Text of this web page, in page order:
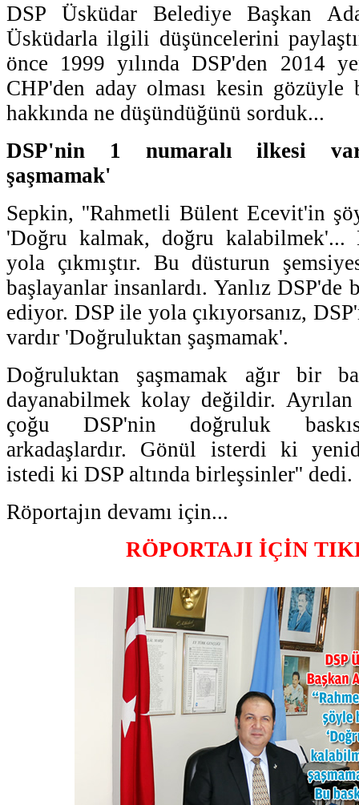
DSP Üsküdar Belediye Başkan
Üsküdarla ilgili düşüncelerini
önce 1999 yılında DSP'den 2014
CHP'den aday olması kesin gözüyle
hakkında ne düşündüğünü sorduk...
DSP'nin 1 numaralı ilkesi
şaşmamak'
Sepkin, ''Rahmetli Bülent Ecevit'in
'Doğru kalmak, doğru
yola çıkmıştır. Bu düsturun
başlayanlar insanlardı. Yanlız DSP'de
ediyor. DSP ile yola çıkıyorsanız,
vardır 'Doğruluktan şaşmamak'.
Doğruluktan şaşmamak ağır bir
dayanabilmek kolay değildir. Ayrılan
çoğu DSP'nin doğruluk
arkadaşlardır. Gönül isterdi ki
istedi ki DSP altında birleşsinler'' dedi.
Röportajın devamı için...
RÖPORTAJI İÇİN